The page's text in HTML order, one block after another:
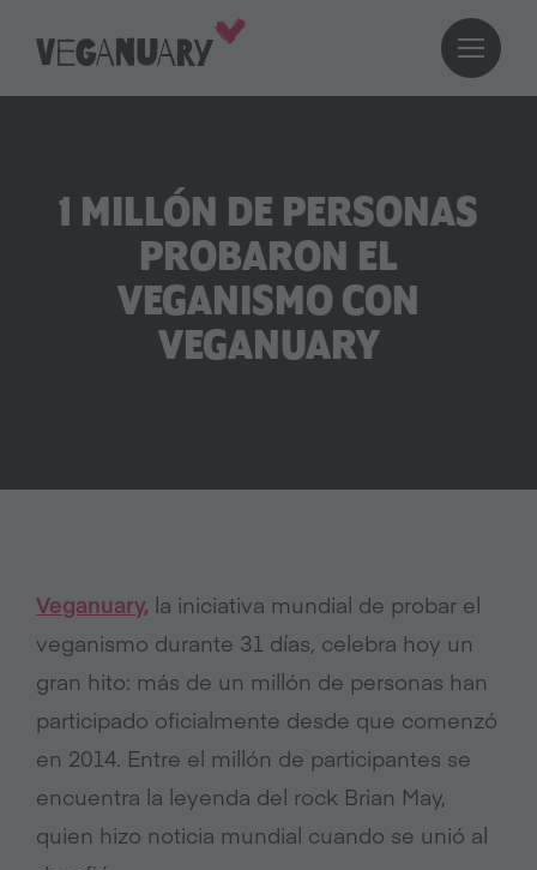
1 MILLÓN DE PERSONAS
PROBARON EL
VEGANISMO CON
VEGANUARY
Veganuary, la iniciativa mundial de probar el
veganismo durante 31 días, celebra hoy un
gran hito: más de un millón de personas han
participado oficialmente desde que comenzó
en 2014. Entre el millón de participantes se
encuentra la leyenda del rock Brian May,
quien hizo noticia mundial cuando se unió al